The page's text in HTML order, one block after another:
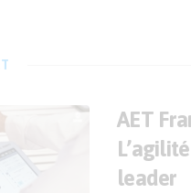
AET
leader